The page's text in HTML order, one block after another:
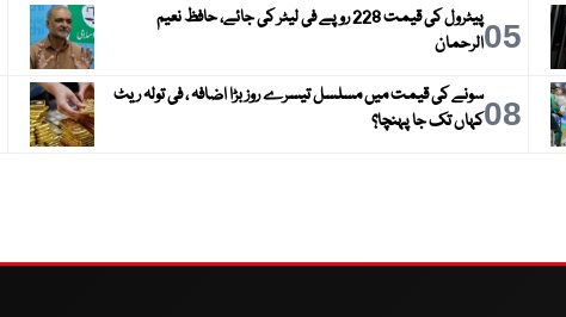
05
پیٹرول کی قیمت 228 روپے فی لیٹر کی جائے، حافظ نعیم
الرحمان
08سونے کی قیمت میں مسلسل تیسرے روز بڑا اضافہ ، فی تولہ ریٹ
کہاں تک جا پہنچا؟